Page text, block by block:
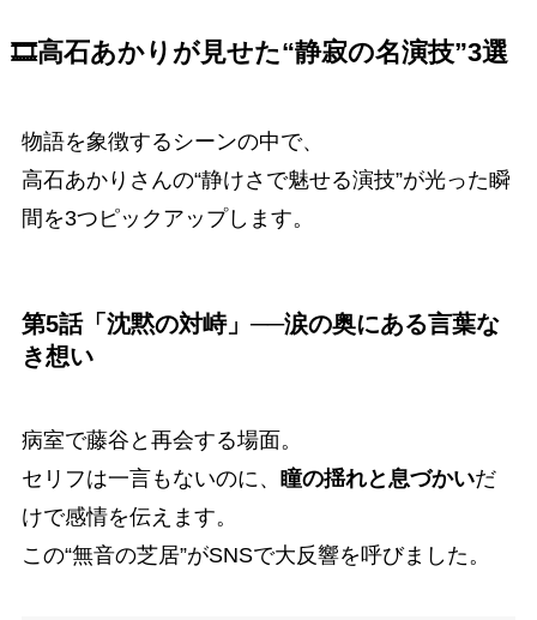
🎞高石あかりが見せた“静寂の名演技”3選
物語を象徴するシーンの中で、
高石あかりさんの“静けさで魅せる演技”が光った瞬
間を3つピックアップします。
第5話「沈黙の対峙」──涙の奥にある言葉な
き想い
病室で藤谷と再会する場面。
セリフは一言もないのに、 瞳の揺れと息づかいだ
けで感情を伝えます。
この“無音の芝居”がSNSで大反響を呼びました。